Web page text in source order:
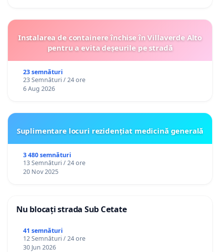
Instalarea de containere închise în Villaverde Alto
pentru a evita deșeurile pe stradă
23 semnături
23 Semnături / 24 ore
6 Aug 2026
Suplimentare locuri rezidențiat medicină generală
3 480 semnături
13 Semnături / 24 ore
20 Nov 2025
Nu blocați strada Sub Cetate
41 semnături
12 Semnături / 24 ore
30 Jun 2026